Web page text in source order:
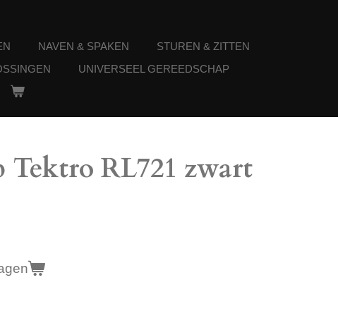
NAVEN & SPAKEN
STUREN & ZITTEN
UNIVERSEEL GEREEDSCHAP
Tektro RL721 zwart